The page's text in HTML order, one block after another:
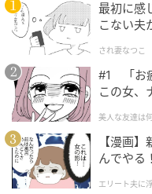
まう経験に、多くの人
X（旧Twitter）：さー
クリエイター情報
さーか
日常で起
ードを漫
中。
最初に感
こない夫
され妻なつこ
#1 「お
この女、
美人な友達は
【漫画
んでやる
エリート夫に